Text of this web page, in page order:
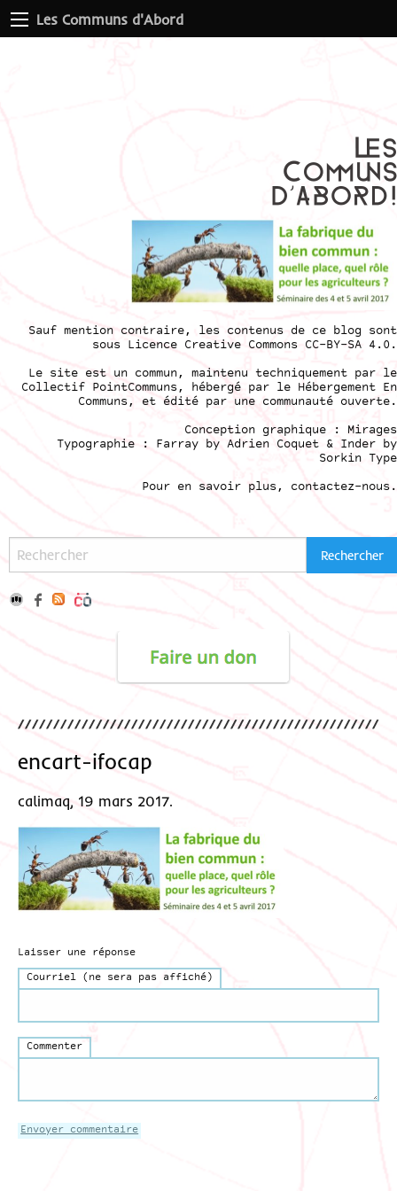
Les Communs d'Abord
Sauf mention contraire, les contenus de ce blog sont
sous Licence Creative Commons CC-BY-SA 4.0 .
Le site est un commun, maintenu techniquement par le
Collectif PointCommuns, hébergé par le Hébergement En
Communs, et édité par une communauté ouverte.
Conception graphique : Mirages
Typographie : Farray by Adrien Coquet & Inder by
Sorkin Type
Pour en savoir plus, contactez-nous .
encart-ifocap
calimaq, 19 mars 2017.
Laisser une réponse
Courriel (ne sera pas affiché)
Commenter